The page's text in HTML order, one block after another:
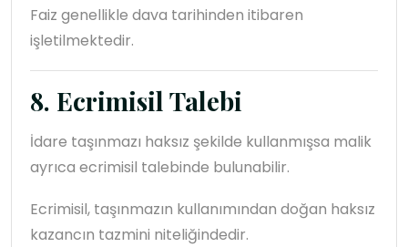
Faiz genellikle dava tarihinden itibaren
işletilmektedir.
8. Ecrimisil Talebi
İdare taşınmazı haksız şekilde kullanmışsa malik
ayrıca ecrimisil talebinde bulunabilir.
Ecrimisil, taşınmazın kullanımından doğan haksız
kazancın tazmini niteliğindedir.